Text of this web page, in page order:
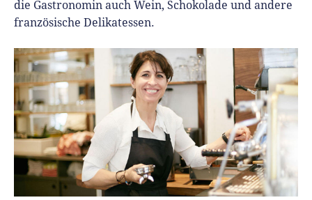
die Gastronomin auch Wein, Schokolade und andere
französische Delikatessen.